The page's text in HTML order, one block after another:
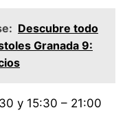
Descubre todo
Granada 9:
y 15:30 – 21:00